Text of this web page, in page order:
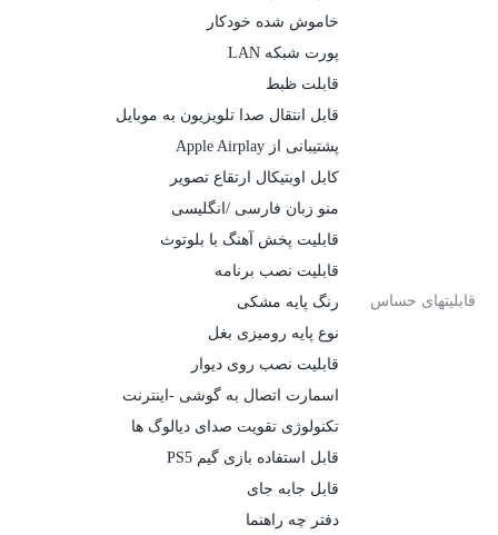
قابلیتهای حساس
خاموش شده خودکار
پورت شبکه LAN
قابلت ظبط
قابل انتقال صدا تلویزیون به موبایل
پشتیبانی از Apple Airplay
کابل اوبتیکال ارتقاع تصویر
منو زبان فارسی /انگلیسی
قابلیت پخش آهنگ با بلوتوث
قابلیت نصب برنامه
رنگ پایه مشکی
نوع پایه رومیزی بغل
قابلیت نصب روی دیوار
اسمارت اتصال به گوشی -اینترنت
تکنولوژی تقویت صدای دیالوگ ها
قابل استفاده بازی گیم PS5
قابل جابه جای
دفتر چه راهنما